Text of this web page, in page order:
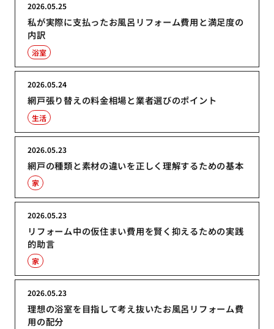
私が実際に支払ったお風呂リフォーム費用と満足度の
内訳
2026.05.25
浴室
網戸張り替えの料金相場と業者選びのポイント
2026.05.24
生活
網戸の種類と素材の違いを正しく理解するための基本
2026.05.23
家
リフォーム中の仮住まい費用を賢く抑えるための実践
的助言
2026.05.23
家
理想の浴室を目指して考え抜いたお風呂リフォーム費
用の配分
2026.05.23